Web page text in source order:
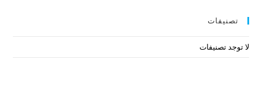
تصنيفات
لا توجد تصنيفات